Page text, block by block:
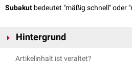
Subakut bedeutet "mäßig schnell" oder
Hintergrund
Subakute Erkrankungen bilden damit
Artikelinhalt ist veraltet?